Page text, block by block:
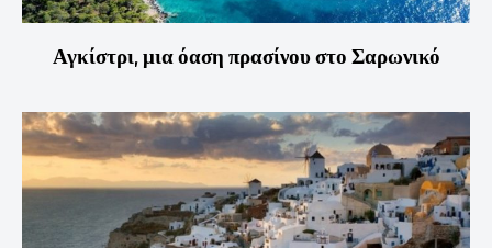
Αγκίστρι, μια όαση πρασίνου στο Σαρωνικό